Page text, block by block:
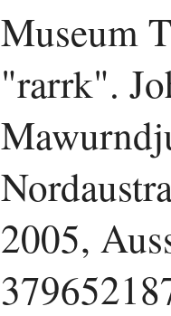
Museum
"rarrk".
2005,